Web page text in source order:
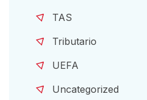
TAS
Tributario
UEFA
Uncategorized